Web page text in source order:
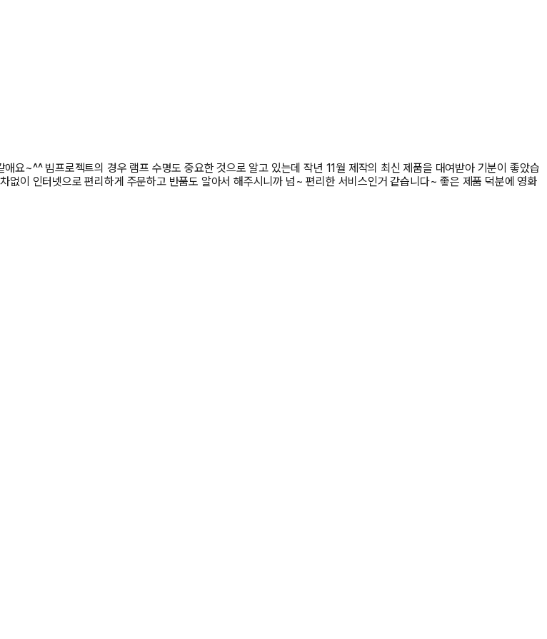
요~^^ 빔프로젝트의 경우 램프 수명도 중요한 것으로 알고 있는데 작년 11월 제작의 최신 제품을 대여받아 기분이 좋았습
이 인터넷으로 편리하게 주문하고 반품도 알아서 해주시니까 넘~ 편리한 서비스인거 같습니다~ 좋은 제품 덕분에 영화